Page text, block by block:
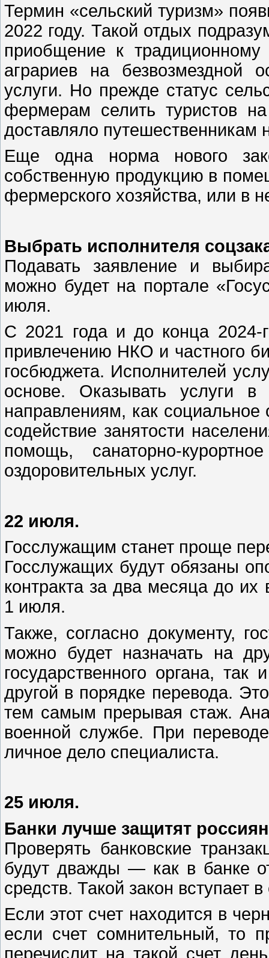
Термин «сельский туризм»
2022 году. Такой отдых
приобщение к
аграриев на безвозмездной
услуги. Но прежде статус
фермерам селить туристов
доставляло путешественникам
Еще одна норма нового
собственную продукцию в
фермерского хозяйства, или в
Выбрать исполнителя
Подавать заявление и
можно будет на портале
июля.
С 2021 года и до конца 2024-
привлечению НКО и частного
госбюджета. Исполнителей
основе. Оказывать услуги
направлениям, как социальное
содействие занятости
помощь, санаторно-
оздоровительных услуг.
22 июля.
Госслужащим станет проще
Госслужащих будут обязаны
контракта за два месяца до их
1 июля.
Также, согласно документу,
можно будет назначать на
государственного органа,
другой в порядке перевода.
тем самым прерывая стаж.
военной службе. При
личное дело специалиста.
25 июля.
Банки лучше защитят
Проверять банковские
будут дважды — как в банке
средств. Такой закон вступает
Если этот счет находится в
если счет сомнительный, то
перечислит на такой счет